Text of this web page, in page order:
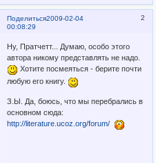
Поделиться 2
2009-02-04
00:08:29
Ну, Пратчетт... Думаю, особо этого
автора никому представлять не надо.
Хотите посмеяться - берите почти
любую его книгу.
З.Ы. Да, боюсь, что мы перебрались в
основном сюда:
http://literature.ucoz.org/forum/